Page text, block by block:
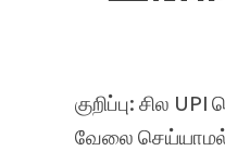
குறிப்பு: சில
வேலை